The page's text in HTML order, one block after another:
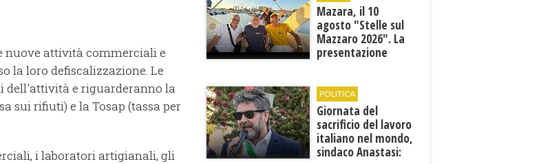
nuove attività commerciali e
la loro defiscalizzazione. Le
dell'attività e riguarderanno la
sui rifiuti) e la Tosap (tassa per
i laboratori artigianali, gli
Mazara, il 10
agosto "Stelle sul
Mazzaro 2026". La
presentazione
POLITICA
Giornata del
sacrificio del lavoro
italiano nel mondo,
sindaco Anastasi: